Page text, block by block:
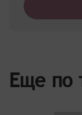
Еще по